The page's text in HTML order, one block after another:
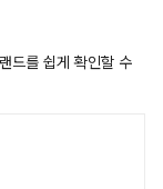
드를 쉽게 확인할 수